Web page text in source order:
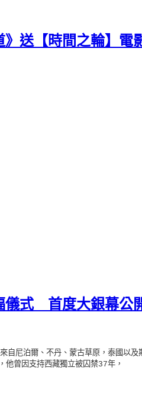
送【時間之輪】電
儀式 首度大銀幕公
自尼泊爾、不丹、蒙古草原，泰國以
他曾因支持西藏獨立被囚禁37年，